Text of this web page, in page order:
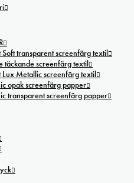
Soft transparent screenfärg textil
täckande screenfärg textil
Lux Metallic screenfärg textil
opak screenfärg papper
transparent screenfärg papper